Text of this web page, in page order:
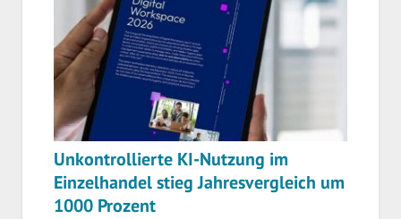
Unkontrollierte KI-Nutzung im
Einzelhandel stieg Jahresvergleich um
1000 Prozent